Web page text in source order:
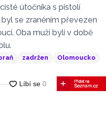
útočníka s pistolí
se zraněním převezen
Oba muži byli v době
zadržen
Olomoucko